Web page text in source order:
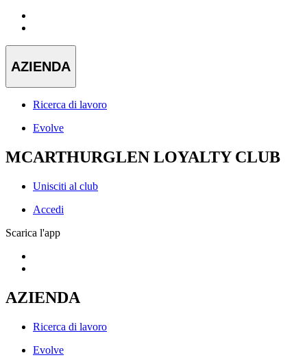
AZIENDA
Ricerca di lavoro
Evolve
MCARTHURGLEN LOYALTY CLUB
Unisciti al club
Accedi
Scarica l'app
AZIENDA
Ricerca di lavoro
Evolve